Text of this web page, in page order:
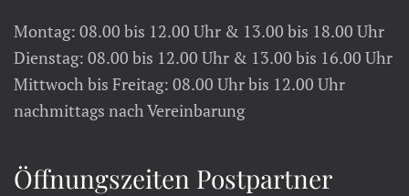
Montag: 08.00 bis 12.00 Uhr & 13.00 bis 18.00 Uhr
Dienstag: 08.00 bis 12.00 Uhr & 13.00 bis 16.00 Uhr
Mittwoch bis Freitag: 08.00 Uhr bis 12.00 Uhr
nachmittags nach Vereinbarung
Öffnungszeiten Postpartner